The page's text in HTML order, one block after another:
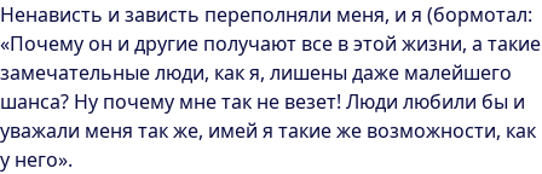
Ненависть и зависть переполняли меня, и я (бормотал:
«Почему он и другие получают все в этой жизни, а такие
замечательные люди, как я, лишены даже малейшего
шанса? Ну почему мне так не везет! Люди любили бы и
уважали меня так же, имей я такие же возможности, как
у него».